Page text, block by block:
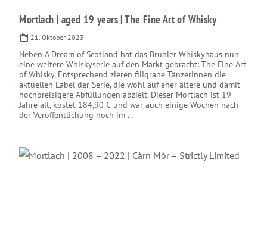
Mortlach | aged 19 years | The Fine Art of Whisky
21. Oktober 2023
Neben A Dream of Scotland hat das Brühler Whiskyhaus nun
eine weitere Whiskyserie auf den Markt gebracht: The Fine Art
of Whisky. Entsprechend zieren filigrane Tänzerinnen die
aktuellen Label der Serie, die wohl auf eher ältere und damit
hochpreisigere Abfüllungen abzielt. Dieser Mortlach ist 19
Jahre alt, kostet 184,90 € und war auch einige Wochen nach
der Veröffentlichung noch im ...